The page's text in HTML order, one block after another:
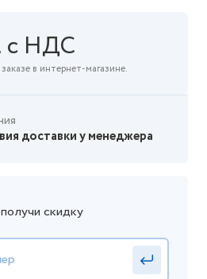
с НДС
в интернет-магазине.
доставки у менеджера
скидку